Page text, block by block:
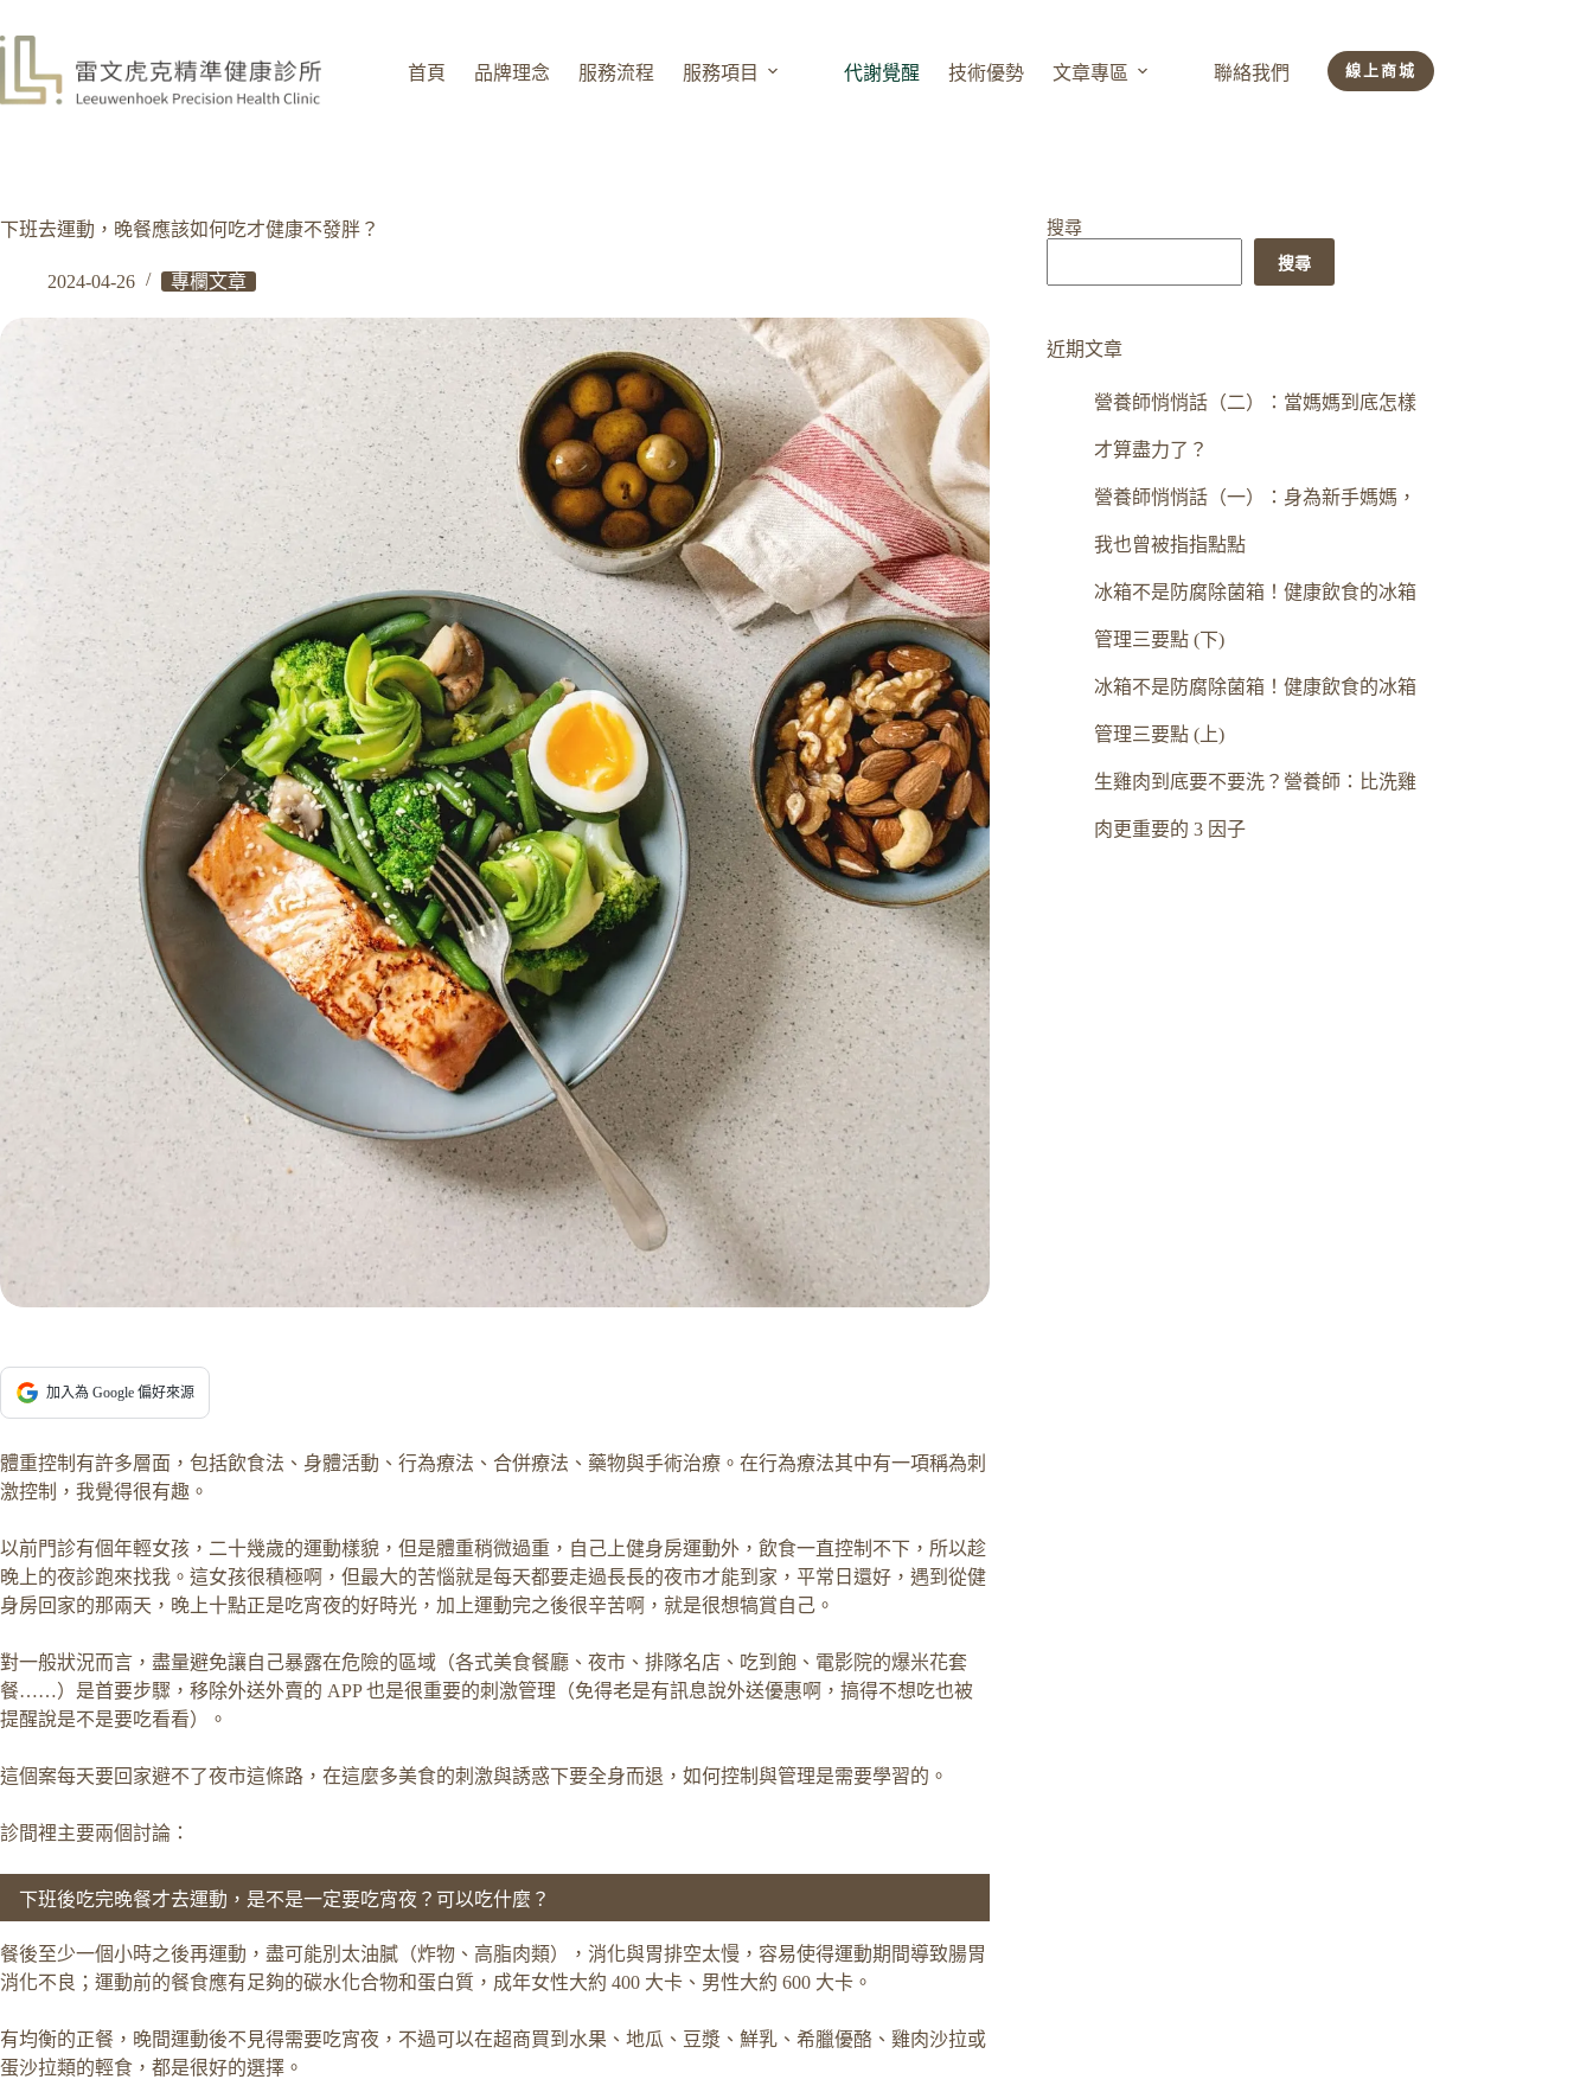
首頁 品牌理念 服務流程 服務項目 代謝覺醒 技術優勢 文章專區 聯絡我們 線上商城
下班去運動，晚餐應該如何吃才健康不發胖？
2024-04-26 專欄文章
加入為 Google 偏好來源
體重控制有許多層面，包括飲食法、身體活動、行為療法、合併療法、藥物與手術治療。在行為療法其中有一項稱為刺
激控制，我覺得很有趣。
以前門診有個年輕女孩，二十幾歲的運動樣貌，但是體重稍微過重，自己上健身房運動外，飲食一直控制不下，所以趁
晚上的夜診跑來找我。這女孩很積極啊，但最大的苦惱就是每天都要走過長長的夜市才能到家，平常日還好，遇到從健
身房回家的那兩天，晚上十點正是吃宵夜的好時光，加上運動完之後很辛苦啊，就是很想犒賞自己。
對一般狀況而言，盡量避免讓自己暴露在危險的區域（各式美食餐廳、夜市、排隊名店、吃到飽、電影院的爆米花套
餐……）是首要步驟，移除外送外賣的 APP 也是很重要的刺激管理（免得老是有訊息說外送優惠啊，搞得不想吃也被
提醒說是不是要吃看看）。
這個案每天要回家避不了夜市這條路，在這麼多美食的刺激與誘惑下要全身而退，如何控制與管理是需要學習的。
診間裡主要兩個討論：
下班後吃完晚餐才去運動，是不是一定要吃宵夜？可以吃什麼？
餐後至少一個小時之後再運動，盡可能別太油膩（炸物、高脂肉類），消化與胃排空太慢，容易使得運動期間導致腸胃
消化不良；運動前的餐食應有足夠的碳水化合物和蛋白質，成年女性大約 400 大卡、男性大約 600 大卡。
有均衡的正餐，晚間運動後不見得需要吃宵夜，不過可以在超商買到水果、地瓜、豆漿、鮮乳、希臘優酪、雞肉沙拉或
蛋沙拉類的輕食，都是很好的選擇。
搜尋
搜尋
近期文章
營養師悄悄話（二）：當媽媽到底怎樣
才算盡力了？
營養師悄悄話（一）：身為新手媽媽，
我也曾被指指點點
冰箱不是防腐除菌箱！健康飲食的冰箱
管理三要點 (下)
冰箱不是防腐除菌箱！健康飲食的冰箱
管理三要點 (上)
生雞肉到底要不要洗？營養師：比洗雞
肉更重要的 3 因子